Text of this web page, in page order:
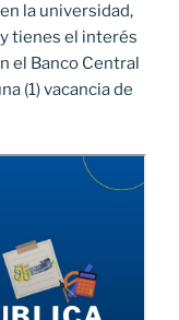
la universidad,
tienes el interés
el Banco Central
(1) vacancia de